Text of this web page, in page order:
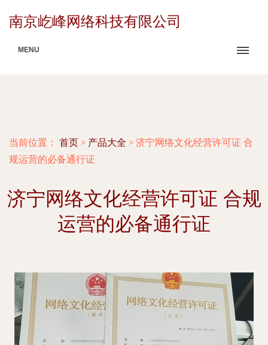
南京屹峰网络科技有限公司
MENU
当前位置： 首页 > 产品大全 > 济宁网络文化经营许可证 合
规运营的必备通行证
济宁网络文化经营许可证 合规
运营的必备通行证